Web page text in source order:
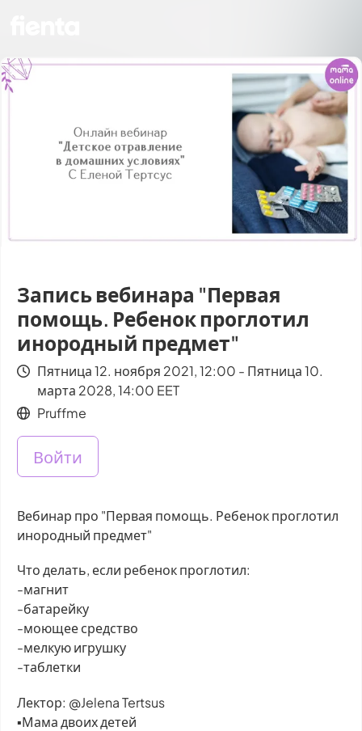
Запись вебинара "Первая
помощь. Ребенок проглотил
инородный предмет"
Пятница 12. ноября 2021, 12:00 - Пятница 10.
марта 2028, 14:00 EET
Pruffme
Войти
Вебинар про "Первая помощь. Ребенок проглотил
инородный предмет"
Что делать, если ребенок проглотил:
-магнит
-батарейку
-моющее средство
-мелкую игрушку
-таблетки
Лектор: @Jelena Tertsus
▪️Мама двоих детей